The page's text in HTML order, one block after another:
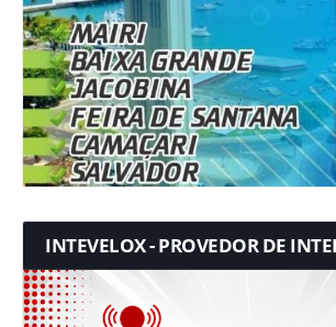
INTEVELOX - PROVEDOR DE